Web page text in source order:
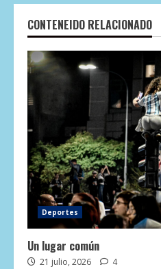
CONTENEIDO RELACIONADO
Deportes
Un lugar común
21 julio, 2026 4